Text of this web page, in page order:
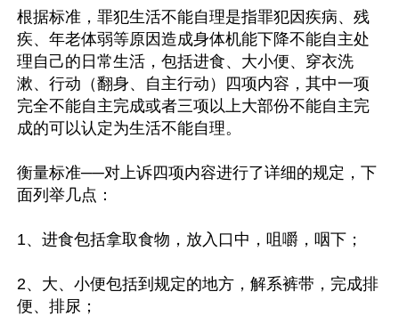
根据标准，罪犯生活不能自理是指罪犯因疾病、残
疾、年老体弱等原因造成身体机能下降不能自主处
理自己的日常生活，包括进食、大小便、穿衣洗
漱、行动（翻身、自主行动）四项内容，其中一项
完全不能自主完成或者三项以上大部份不能自主完
成的可以认定为生活不能自理。
衡量标准──对上诉四项内容进行了详细的规定，下
面列举几点：
1、进食包括拿取食物，放入口中，咀嚼，咽下；
2、大、小便包括到规定的地方，解系裤带，完成排
便、排尿；